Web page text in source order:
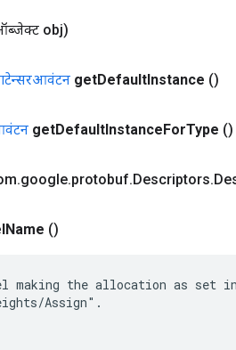
obj)
getDefaultInstance ()
getDefaultInstanceForType ()
.google.protobuf.Descriptors.
Name ()
making the allocation as set
Assign".